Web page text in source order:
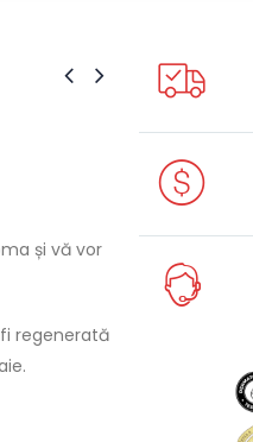
și vă vor
regenerată